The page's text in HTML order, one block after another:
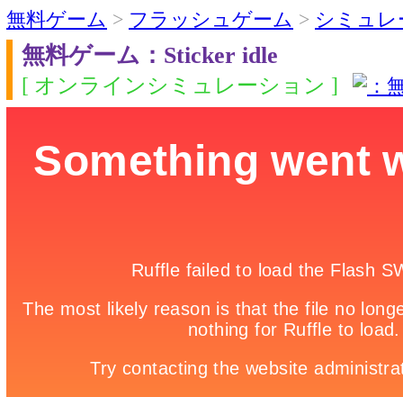
無料ゲーム > フラッシュゲーム > シミュ
無料ゲーム：Sticker idle
[ オンラインシミュレーション ]